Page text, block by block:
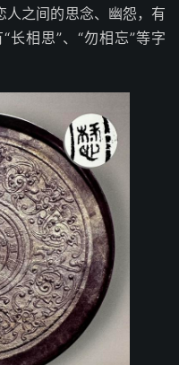
人之间的思念、幽怨，有
长相思”、“勿相忘”等字